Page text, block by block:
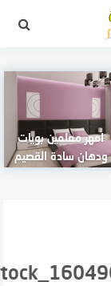
امهر معلمين بويات
ودهان سادة القصيم